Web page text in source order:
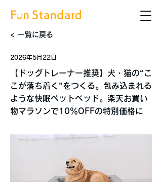
< 一覧に戻る
2026年5月22日
【ドッグトレーナー推奨】犬・猫の“こ
こが落ち着く”をつくる。包み込まれる
ような快眠ペットベッド。楽天お買い
物マラソンで10％OFFの特別価格に